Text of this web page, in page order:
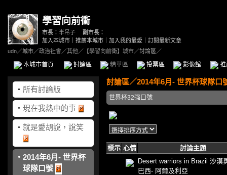
學習向前衝
市長： 半吊子
副市長：
加入本城市
推薦本城市 加入我的最愛
訂閱最新文章
udn／城市／政治社會／其他／ 【學習向前衝】城市／討論區／
本城市首頁 討論區 精華區 投票區 影像館
‧ 所有討論版
‧ 現在我熱中的事
‧ 就是愛胡說，說笑
‧ 2014年6月- 世界杯
球隊口號
討論區／2014年6月- 世界杯球隊口
世界杯32强口號
標示 心情
討論主題
Desert warriors in Brazil 沙漠
巴西- 阿爾及利亞